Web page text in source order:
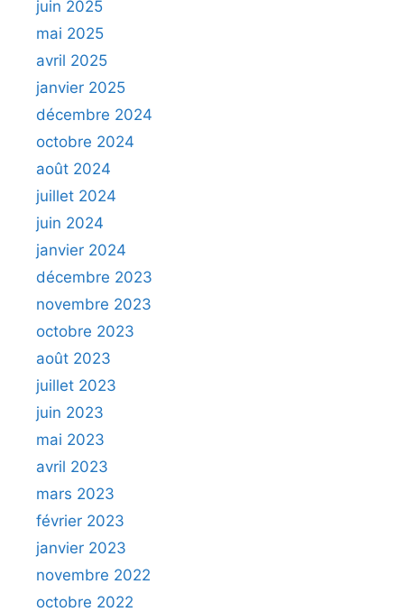
juin 2025
mai 2025
avril 2025
janvier 2025
décembre 2024
octobre 2024
août 2024
juillet 2024
juin 2024
janvier 2024
décembre 2023
novembre 2023
octobre 2023
août 2023
juillet 2023
juin 2023
mai 2023
avril 2023
mars 2023
février 2023
janvier 2023
novembre 2022
octobre 2022